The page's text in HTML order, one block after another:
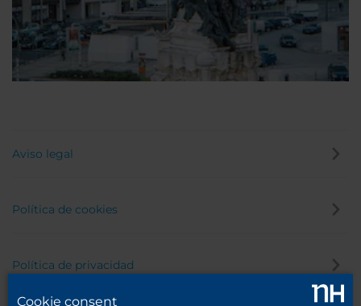
Aviso legal
Política de cookies
Política de privacidad
Cookie consent